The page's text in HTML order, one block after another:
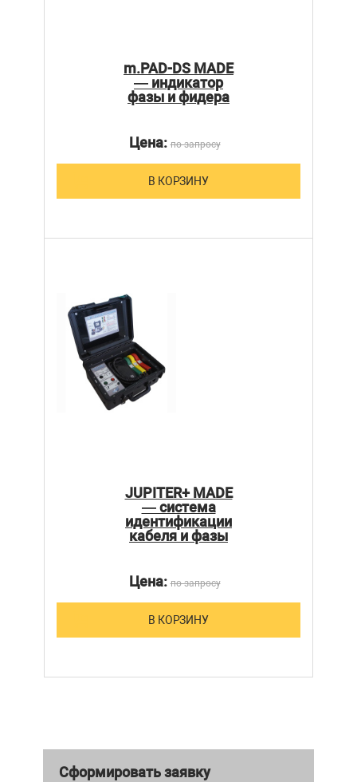
m.PAD-DS MADE
— индикатор
фазы и фидера
Цена:по запросу
В КОРЗИНУ
JUPITER+ MADE
— система
идентификации
кабеля и фазы
Цена:по запросу
В КОРЗИНУ
Сформировать заявку